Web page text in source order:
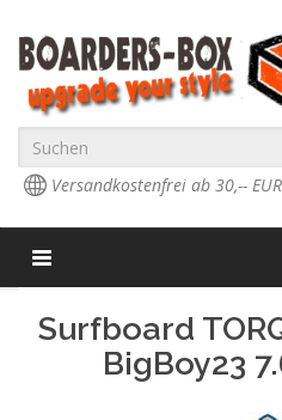
Versandkostenfrei ab 30,--
Surfboard
BigBoy23